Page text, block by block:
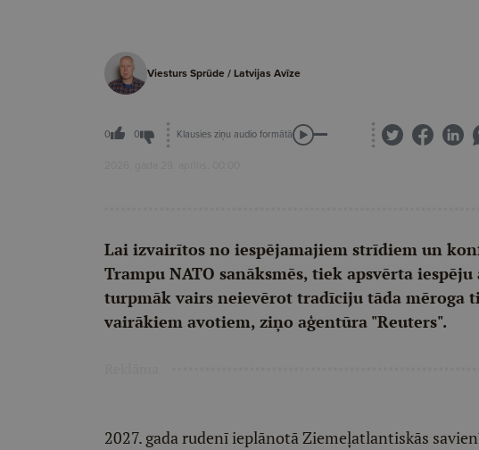
Viesturs Sprūde / Latvijas Avīze
0 0 Klausies ziņu audio formātā
2026. gada 29. aprīlis, 00:00
Lai izvairītos no iespējamajiem strīdiem un
Trampu NATO sanāksmēs, tiek apsvērta
turpmāk vairs neievērot tradīciju tāda mēroga
vairākiem avotiem, ziņo aģentūra "Reuters".
2027. gada rudenī ieplānotā Ziemeļatlantiskās